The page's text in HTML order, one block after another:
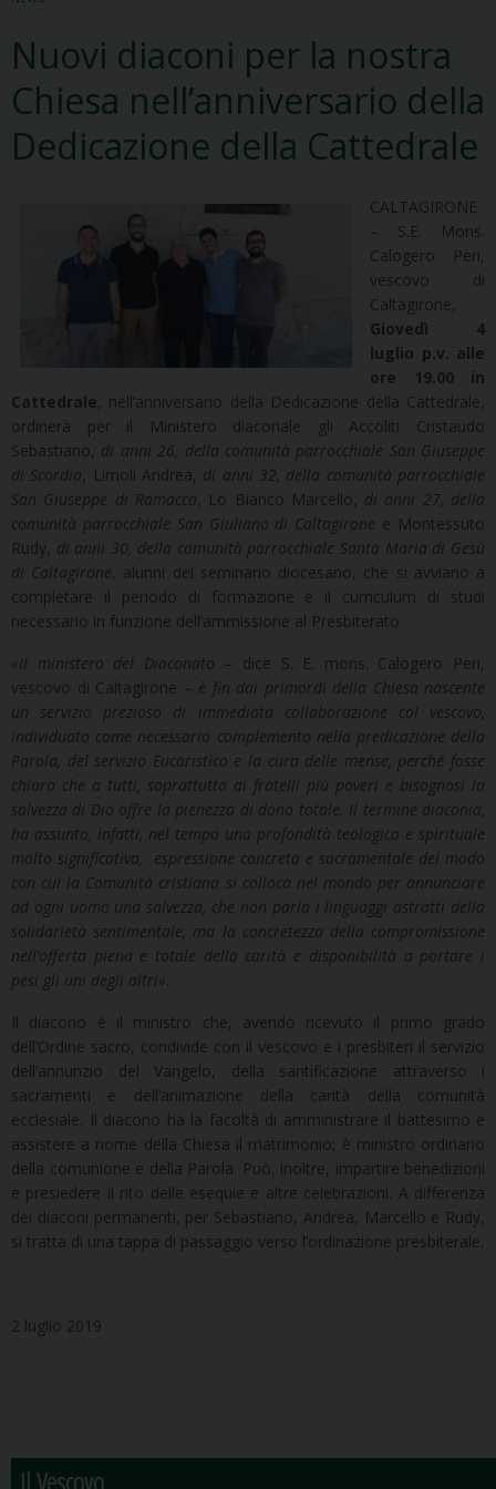
Nuovi diaconi per la nostra
Chiesa nell’anniversario della
Dedicazione della Cattedrale
CALTAGIRONE
– S.E. Mons.
Calogero Peri,
vescovo di
Caltagirone,
Giovedì 4
luglio p.v. alle
ore 19.00 in
Cattedrale, nell’anniversario della Dedicazione della Cattedrale,
ordinerà per il Ministero diaconale gli Accoliti Cristaudo
Sebastiano, di anni 26, della comunità parrocchiale San Giuseppe
di Scordia, Limoli Andrea, di anni 32, della comunità parrocchiale
San Giuseppe di Ramacca, Lo Bianco Marcello, di anni 27, della
comunità parrocchiale San Giuliano di Caltagirone e Montessuto
Rudy, di anni 30, della comunità parrocchiale Santa Maria di Gesù
di Caltagirone, alunni del seminario diocesano, che si avviano a
completare il periodo di formazione e il curriculum di studi
necessario in funzione dell’ammissione al Presbiterato.
«Il ministero del Diaconato – dice S. E. mons. Calogero Peri,
vescovo di Caltagirone – è fin dai primordi della Chiesa nascente
un servizio prezioso di immediata collaborazione col vescovo,
individuato come necessario complemento nella predicazione della
Parola, del servizio Eucaristico e la cura delle mense, perché fosse
chiaro che a tutti, soprattutto ai fratelli più poveri e bisognosi la
salvezza di Dio offre la pienezza di dono totale. Il termine diaconia,
ha assunto, infatti, nel tempo una profondità teologica e spirituale
molto significativa, espressione concreta e sacramentale del modo
con cui la Comunità cristiana si colloca nel mondo per annunciare
ad ogni uomo una salvezza, che non parla i linguaggi astratti della
solidarietà sentimentale, ma la concretezza della compromissione
nell’offerta piena e totale della carità e disponibilità a portare i
pesi gli uni degli altri»
Il diacono è il ministro che, avendo ricevuto il primo grado
dell’Ordine sacro, condivide con il vescovo e i presbiteri il servizio
dell’annunzio del Vangelo, della santificazione attraverso i
sacramenti e dell’animazione della carità della comunità
ecclesiale. Il diacono ha la facoltà di amministrare il battesimo e
assistere a nome della Chiesa il matrimonio; è ministro ordinario
della comunione e della Parola. Può, inoltre, impartire benedizioni
e presiedere il rito delle esequie e altre celebrazioni. A differenza
dei diaconi permanenti, per Sebastiano, Andrea, Marcello e Rudy,
si tratta di una tappa di passaggio verso l’ordinazione presbiterale.
2 luglio 2019